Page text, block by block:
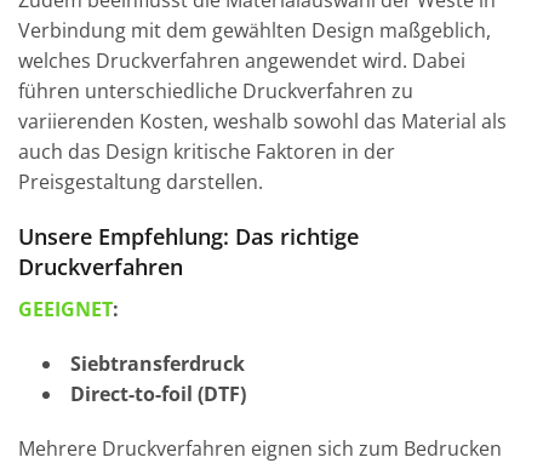
Verbindung mit dem gewählten Design maßgeblich,
welches Druckverfahren angewendet wird. Dabei
führen unterschiedliche Druckverfahren zu
variierenden Kosten, weshalb sowohl das Material als
auch das Design kritische Faktoren in der
Preisgestaltung darstellen.
Unsere Empfehlung: Das richtige
Druckverfahren
GEEIGNET:
Siebtransferdruck
Direct-to-foil (DTF)
Mehrere Druckverfahren eignen sich zum Bedrucken